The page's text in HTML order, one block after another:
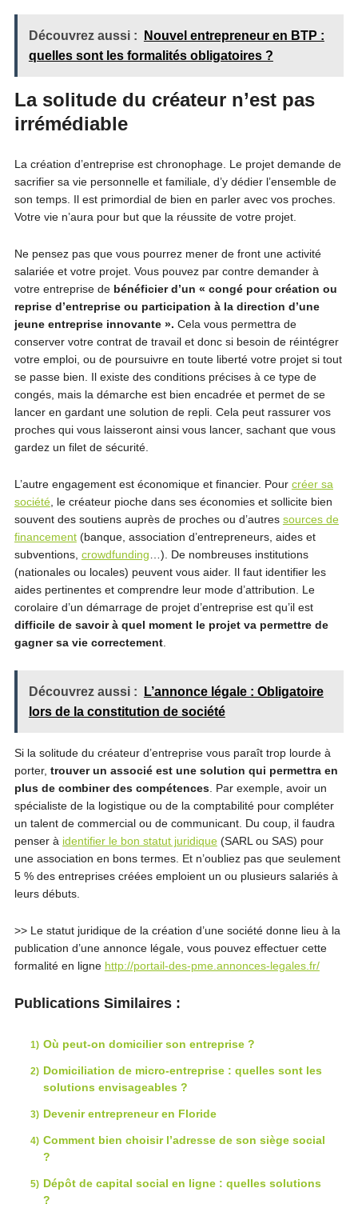
Découvrez aussi :
Nouvel entrepreneur en BTP :
quelles sont les formalités obligatoires ?
La solitude du créateur n’est pas
irrémédiable
La création d’entreprise est chronophage. Le projet demande de
sacrifier sa vie personnelle et familiale, d’y dédier l’ensemble de
son temps. Il est primordial de bien en parler avec vos proches.
Votre vie n’aura pour but que la réussite de votre projet.
Ne pensez pas que vous pourrez mener de front une activité
salariée et votre projet. Vous pouvez par contre demander à
votre entreprise de bénéficier d’un « congé pour création ou
reprise d’entreprise ou participation à la direction d’une
jeune entreprise innovante ». Cela vous permettra de
conserver votre contrat de travail et donc si besoin de réintégrer
votre emploi, ou de poursuivre en toute liberté votre projet si tout
se passe bien. Il existe des conditions précises à ce type de
congés, mais la démarche est bien encadrée et permet de se
lancer en gardant une solution de repli. Cela peut rassurer vos
proches qui vous laisseront ainsi vous lancer, sachant que vous
gardez un filet de sécurité.
L’autre engagement est économique et financier. Pour créer sa
société, le créateur pioche dans ses économies et sollicite bien
souvent des soutiens auprès de proches ou d’autres sources de
financement(banque, association d’entrepreneurs, aides et
subventions, crowdfunding …). De nombreuses institutions
(nationales ou locales) peuvent vous aider. Il faut identifier les
aides pertinentes et comprendre leur mode d’attribution. Le
corolaire d’un démarrage de projet d’entreprise est qu’il est
difficile de savoir à quel moment le projet va permettre de
gagner sa vie correctement.
Découvrez aussi :
L’annonce légale : Obligatoire
lors de la constitution de société
Si la solitude du créateur d’entreprise vous paraît trop lourde à
porter, trouver un associé est une solution qui permettra en
plus de combiner des compétences. Par exemple, avoir un
spécialiste de la logistique ou de la comptabilité pour compléter
un talent de commercial ou de communicant. Du coup, il faudra
penser à identifier le bon statut juridique(SARL ou SAS) pour
une association en bons termes. Et n’oubliez pas que seulement
5 % des entreprises créées emploient un ou plusieurs salariés à
leurs débuts.
>> Le statut juridique de la création d’une société donne lieu à la
publication d’une annonce légale, vous pouvez effectuer cette
formalité en ligne http://portail-des-pme.annonces-legales.fr/
Publications Similaires :
Où peut-on domicilier son entreprise ?
Domiciliation de micro-entreprise : quelles sont les
solutions envisageables ?
Devenir entrepreneur en Floride
Comment bien choisir l’adresse de son siège social
?
Dépôt de capital social en ligne : quelles solutions
?